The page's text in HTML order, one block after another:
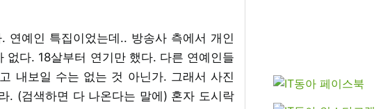
연예인 특집이었는데.. 방송사 측에서 개인
다. 18살부터 연기만 했다. 다른 연예인들
내보일 수는 없는 것 아닌가. 그래서 사진
. (검색하면 다 나온다는 말에) 혼자 도시락